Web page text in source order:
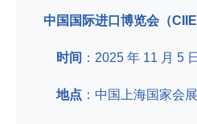
中国国际进口博览会（CIIE
时间 ：2025 年 11 月 5
地点 ：中国上海国家会展